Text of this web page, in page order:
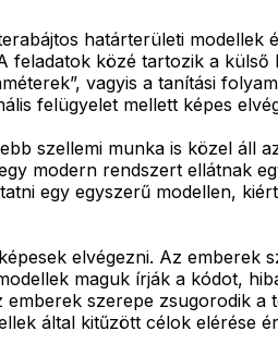
határterületi modellek
feladatok közé tartozik a
vagyis a tanítási
felügyelet mellett képes
szellemi munka is közel áll
modern rendszert ellátnak
egy egyszerű modellen,
elvégezni. Az emberek
maguk írják a kódot,
szerepe zsugorodik a
által kitűzött célok elérése